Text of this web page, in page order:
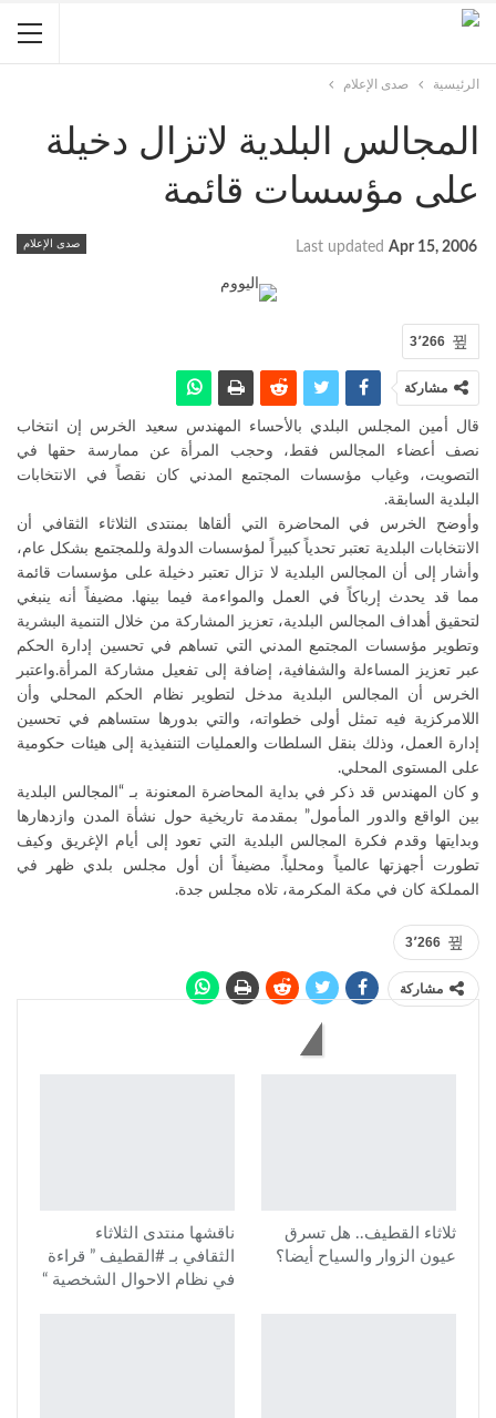
الرئيسية صدى الإعلام
المجالس البلدية لاتزال دخيلة
على مؤسسات قائمة
صدى الإعلام Last updated Apr 15, 2006
3٬266
مشاركة
قال أمين المجلس البلدي بالأحساء المهندس سعيد الخرس إن انتخاب
نصف أعضاء المجالس فقط، وحجب المرأة عن ممارسة حقها في
التصويت، وغياب مؤسسات المجتمع المدني كان نقصاً في الانتخابات
البلدية السابقة.
وأوضح الخرس في المحاضرة التي ألقاها بمنتدى الثلاثاء الثقافي أن
الانتخابات البلدية تعتبر تحدياً كبيراً لمؤسسات الدولة وللمجتمع بشكل عام،
وأشار إلى أن المجالس البلدية لا تزال تعتبر دخيلة على مؤسسات قائمة
مما قد يحدث إرباكاً في العمل والمواءمة فيما بينها. مضيفاً أنه ينبغي
لتحقيق أهداف المجالس البلدية، تعزيز المشاركة من خلال التنمية البشرية
وتطوير مؤسسات المجتمع المدني التي تساهم في تحسين إدارة الحكم
عبر تعزيز المساءلة والشفافية، إضافة إلى تفعيل مشاركة المرأة.واعتبر
الخرس أن المجالس البلدية مدخل لتطوير نظام الحكم المحلي وأن
اللامركزية فيه تمثل أولى خطواته، والتي بدورها ستساهم في تحسين
إدارة العمل، وذلك بنقل السلطات والعمليات التنفيذية إلى هيئات حكومية
على المستوى المحلي.
و كان المهندس قد ذكر في بداية المحاضرة المعنونة بـ “المجالس البلدية
بين الواقع والدور المأمول” بمقدمة تاريخية حول نشأة المدن وازدهارها
وبدايتها وقدم فكرة المجالس البلدية التي تعود إلى أيام الإغريق وكيف
تطورت أجهزتها عالمياً ومحلياً. مضيفاً أن أول مجلس بلدي ظهر في
المملكة كان في مكة المكرمة، تلاه مجلس جدة.
3٬266
مشاركة
ثلاثاء القطيف.. هل تسرق
عيون الزوار والسياح أيضا؟
ناقشها منتدى الثلاثاء
الثقافي بـ #القطيف ” قراءة
في نظام الاحوال الشخصية “